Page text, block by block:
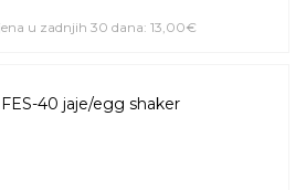
u zadnjih 30 dana: 13,00€
40 jaje/egg shaker